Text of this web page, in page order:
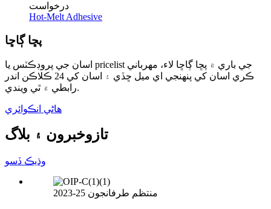
درخواست
Hot-Melt Adhesive
پڇا ڳاڇا
اسان جي پروڊڪٽس يا pricelist جي باري ۾ پڇا ڳاڇا لاء، مهرباني
ڪري اسان کي پنهنجي اي ميل ڇڏي ۽ اسان کي 24 ڪلاڪن اندر
رابطي ۾ ٿي ويندي.
هاڻي انڪوائري
تازوخبرون ۽ بلاگ
وڌيڪ ڏسو
منتظم طرفانجون 25-2023